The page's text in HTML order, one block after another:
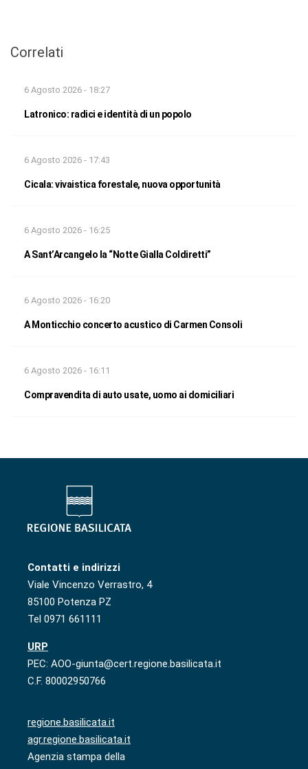
Correlati
6 Agosto 2026 - 18:27
Latronico: radici e identità di un popolo
6 Agosto 2026 - 17:43
Cicala: vivaistica forestale, nuova opportunità
6 Agosto 2026 - 16:25
A Sant’Arcangelo la “Notte Gialla Coldiretti”
6 Agosto 2026 - 16:20
A Monticchio concerto acustico di Carmen Consoli
6 Agosto 2026 - 16:11
Compravendita di auto usate, uomo ai domiciliari
Contatti e indirizzi
Viale Vincenzo Verrastro, 4
85100 Potenza PZ
Tel 0971 661111
URP
PEC: AOO-giunta@cert.regione.basilicata.it
C.F. 80002950766
regione.basilicata.it
agr.regione.basilicata.it
Agenzia stampa della